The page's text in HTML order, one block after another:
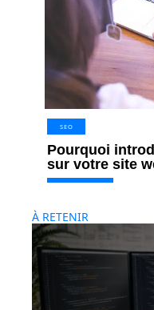
SEO
Pourquoi
sur votre site
À RETENIR